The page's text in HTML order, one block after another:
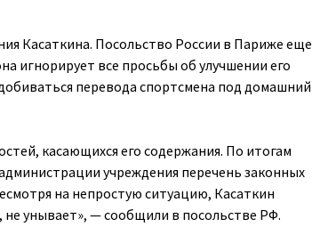
Касаткина. Посольство России в Париже еще
игнорирует все просьбы об улучшении его
перевода спортсмена под домашний
касающихся его содержания. По итогам
учреждения перечень законных
на непростую ситуацию, Касаткин
унывает», — сообщили в посольстве РФ.